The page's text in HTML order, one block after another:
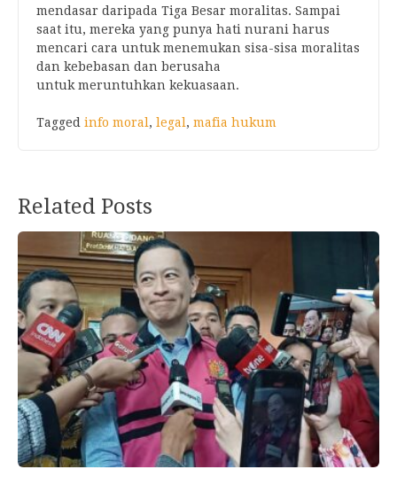
mendasar daripada Tiga Besar moralitas. Sampai
saat itu, mereka yang punya hati nurani harus
mencari cara untuk menemukan sisa-sisa moralitas
dan kebebasan dan berusaha
untuk meruntuhkan kekuasaan.
Tagged info moral , legal , mafia hukum
Related Posts